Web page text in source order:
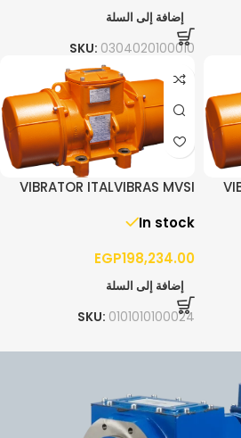
إضافة إلى السلة
SKU: 0304020100010
VIBRATOR ITALVIBRAS MVSI
In stock
EGP198,234.00
إضافة إلى السلة
SKU: 0101010100024